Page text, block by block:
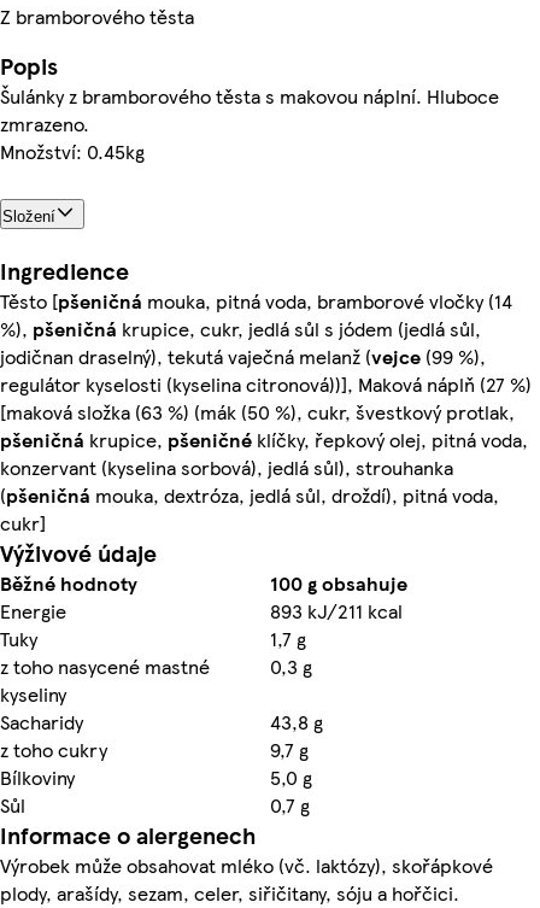
Z bramborového těsta
Popis
Šulánky z bramborového těsta s makovou náplní. Hluboce
zmrazeno.
Množství: 0.45kg
Složení
Ingredience
Těsto [pšeničná mouka, pitná voda, bramborové vločky (14
%), pšeničná krupice, cukr, jedlá sůl s jódem (jedlá sůl,
jodičnan draselný), tekutá vaječná melanž (vejce (99 %),
regulátor kyselosti (kyselina citronová))], Maková náplň (27 %)
[maková složka (63 %) (mák (50 %), cukr, švestkový protlak,
pšeničná krupice, pšeničné klíčky, řepkový olej, pitná voda,
konzervant (kyselina sorbová), jedlá sůl), strouhanka
(pšeničná mouka, dextróza, jedlá sůl, droždí), pitná voda,
cukr]
Výživové údaje
Běžné hodnoty
100 g obsahuje
Energie
893 kJ/211 kcal
Tuky
1,7 g
z toho nasycené mastné
kyseliny
0,3 g
Sacharidy
43,8 g
z toho cukry
9,7 g
Bílkoviny
5,0 g
Sůl
0,7 g
Informace o alergenech
Výrobek může obsahovat mléko (vč. laktózy), skořápkové
plody, arašídy, sezam, celer, siřičitany, sóju a hořčici.